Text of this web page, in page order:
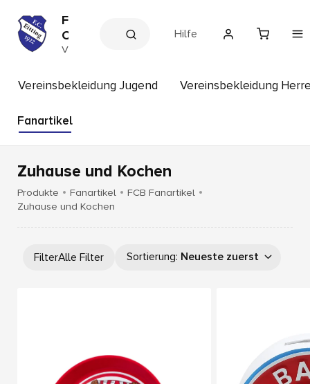
F
C
E
t
n
V
e
s
s
p
Hilfe
Vereinsbekleidung Jugend Vereinsbekleidung
Fanartikel
Zuhause und Kochen
Produkte Fanartikel
FCB Fanartikel
Zuhause und Kochen
FilterAlle Filter Sortierung: Neueste zuerst